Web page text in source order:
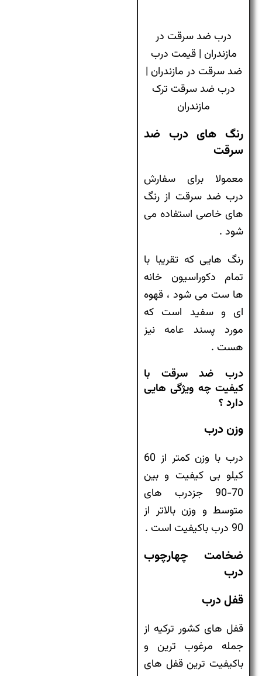
درب ضد سرقت در
مازندران | قیمت درب
ضد سرقت در مازندران |
درب ضد سرقت ترک
مازندران
رنگ های درب ضد
سرقت
معمولا برای سفارش
درب ضد سرقت از رنگ
های خاصی استفاده می
شود .
رنگ هایی که تقریبا با
تمام دکوراسیون خانه
ها ست می شود ، قهوه
ای و سفید است که
مورد پسند عامه نیز
هست .
درب ضد سرقت با
کیفیت چه ویژگی هایی
دارد ؟
وزن درب
درب با وزن کمتر از 60
کیلو بی کیفیت و بین
70-90 جزدرب های
متوسط و وزن بالاتر از
90 درب باکیفیت است .
ضخامت چهارچوب
درب
قفل درب
قفل های کشور ترکیه از
جمله مرغوب ترین و
باکیفیت ترین قفل های